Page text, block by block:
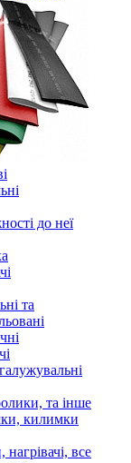
до неї
та
та інше
килимки
все